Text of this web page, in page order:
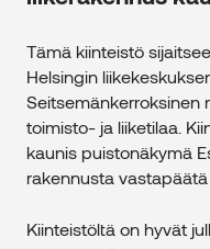
Tämä kiinteistö
Helsingin
Seitsemänkerroksinen
toimisto- ja liiketilaa.
kaunis puistonäkymä
rakennusta
Kiinteistöltä on hyvät